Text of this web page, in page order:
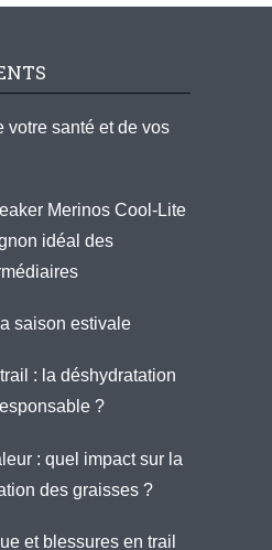
votre santé et de vos
Merinos Cool-Lite
idéal des
saison estivale
: la déshydratation
?
: quel impact sur la
des graisses ?
et blessures en trail